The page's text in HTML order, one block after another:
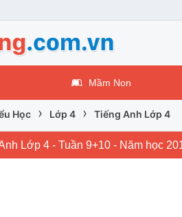
Mầm Non
Học › Lớp 4 › Tiếng Anh Lớp 4
Lớp 4 - Tuần 9+10 - Năm học